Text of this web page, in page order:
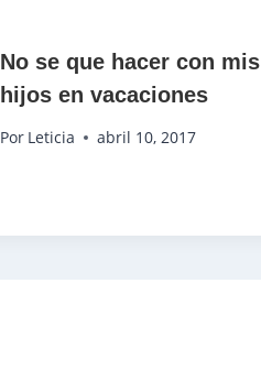
No se que hacer con mis
hijos en vacaciones
Por Leticia abril 10, 2017